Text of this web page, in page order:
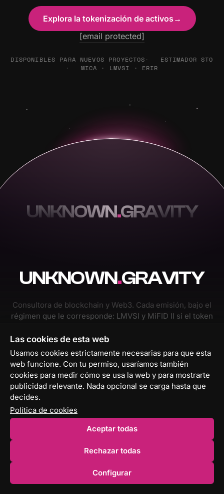
Explora la tokenización de activos →
[email protected]
DISPONIBLES PARA NUEVOS PROYECTOS
ESTIMADOR STO
MICA · LMVSI · ERIR
UNKNOWN.GRAVITY
UNKNOWN.GRAVITY
Consultora de blockchain y Web3. Cada emisión, bajo el
régimen que le corresponde: LMVSI y MiFID II si el token
idea al activo, para toda Europa.
Calle Marqués de Larios 4, Planta 1
29005 Málaga · España
[email protected]
Las cookies de esta web
Usamos cookies estrictamente necesarias para que esta
web funcione. Con tu permiso, usaríamos también
cookies para medir cómo se usa la web y para mostrarte
publicidad relevante. Nada opcional se carga hasta que
decides.
Política de cookies
Aceptar todas
Rechazar todas
Configurar